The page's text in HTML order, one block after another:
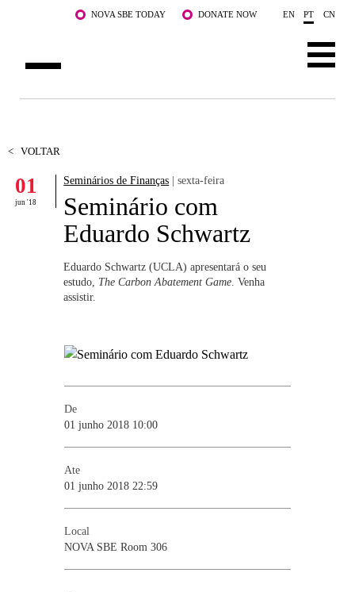
Saltar para o conteúdo principalNOVA SBE TODAY DONATE NOW EN PT CN
DOCENTES E INVESTIGAÇÃO
COMUNIDADE
WHAT'S HAPPENING
< VOLTAR
01
jun '18
Seminários de Finanças | sexta-feira
Seminário com
Eduardo Schwartz
Eduardo Schwartz (UCLA) apresentará o seu
estudo, The Carbon Abatement Game . Venha
assistir.
De
01 junho 2018 10:00
Ate
01 junho 2018 22:59
Local
NOVA SBE Room 306